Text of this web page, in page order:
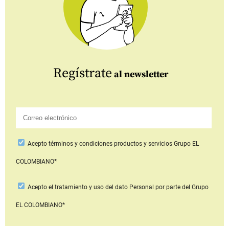
Regístrate al newsletter
Aceptotérminos y condiciones productos y serviciosGrupo EL
COLOMBIANO*
Acepto el tratamiento y uso del dato Personal por parte del Grupo
EL COLOMBIANO*